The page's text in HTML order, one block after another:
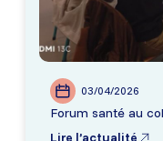
03/04/2026
Forum santé au
Lire l’actualité